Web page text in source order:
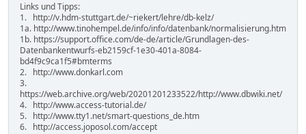
Links und Tipps:
1. http://v.hdm-stuttgart.de/~riekert/lehre/db-kelz/
1a. http://www.tinohempel.de/info/info/datenbank/normalisierung.htm
1b. https://support.office.com/de-de/article/Grundlagen-des-
Datenbankentwurfs-eb2159cf-1e30-401a-8084-
bd4f9c9ca1f5#bmterms
2. http://www.donkarl.com
3.
https://web.archive.org/web/20201201233522/http://www.dbwiki.net/
4. http://www.access-tutorial.de/
5. http://www.tty1.net/smart-questions_de.htm
6. http://access.joposol.com/accept